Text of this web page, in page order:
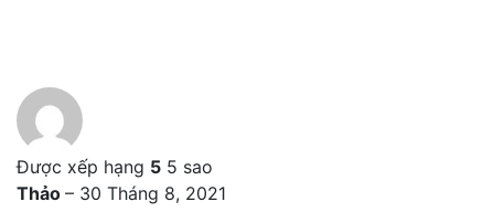
Được xếp hạng 5 5 sao
Thảo – 30 Tháng 8, 2021